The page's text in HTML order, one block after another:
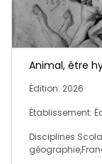
Animal, être
Édition: 2026
Établissement:
Disciplines